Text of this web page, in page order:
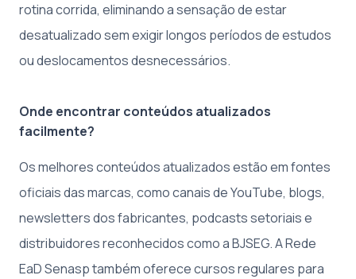
rotina corrida, eliminando a sensação de estar
desatualizado sem exigir longos períodos de estudos
ou deslocamentos desnecessários.
Onde encontrar conteúdos atualizados
facilmente?
Os melhores conteúdos atualizados estão em fontes
oficiais das marcas, como canais de YouTube, blogs,
newsletters dos fabricantes, podcasts setoriais e
distribuidores reconhecidos como a BJSEG. A Rede
EaD Senasp também oferece cursos regulares para